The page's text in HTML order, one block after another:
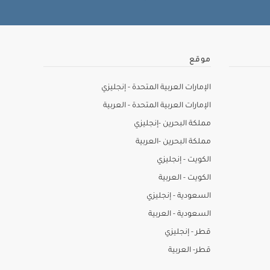
موقع
الإمارات العربية المتحدة - إنجليزي
الإمارات العربية المتحدة - العربية
مملكة البحرين -إنجليزي
مملكة البحرين -العربية
الكويت - إنجليزي
الكويت - العربية
السعودية - إنجليزي
السعودية - العربية
قطر - إنجليزي
قطر- العربية